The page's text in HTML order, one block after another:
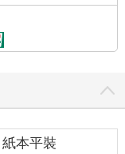
紙本平裝